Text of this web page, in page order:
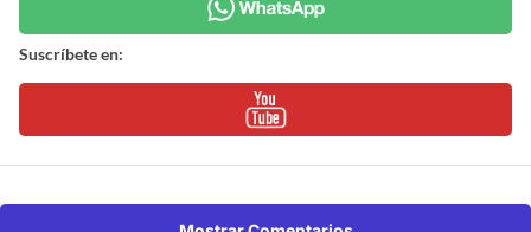
Suscríbete en: